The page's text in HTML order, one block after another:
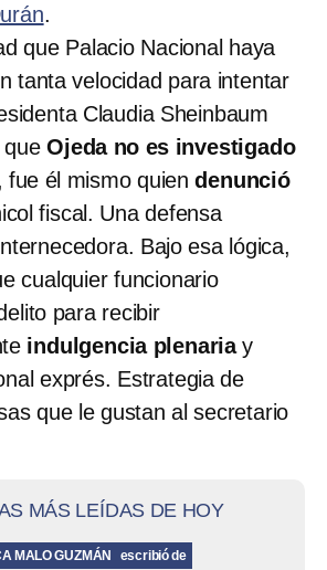
.
que Palacio Nacional haya
tanta velocidad para intentar
Claudia Sheinbaum
queOjeda no es investigado
fue él mismo quiendenunció
fiscal. Una defensa
Bajo esa lógica,
cualquier funcionario
para recibir
indulgencia plenariay
exprés. Estrategia de
que le gustan al secretario
MÁS LEÍDAS DE HOY
MALO GUZMÁN escribió de